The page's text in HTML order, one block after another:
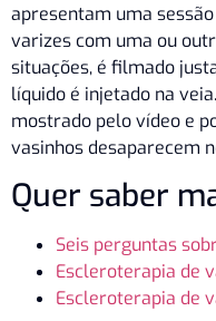
apresentam uma
varizes com uma ou
situações, é filmado
líquido é injetado na
mostrado pelo vídeo e
vasinhos desaparecem
Quer saber
Seis perguntas
Escleroterapia de
Escleroterapia de